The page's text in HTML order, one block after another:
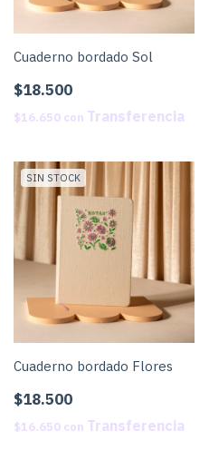
Cuaderno bordado Sol
$18.500
$16.650 con
SIN STOCK
Cuaderno bordado Flores
$18.500
$16.650 con